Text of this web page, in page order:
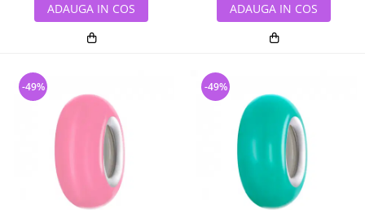
ADAUGA IN COS ADAUGA IN COS
-49% -49%